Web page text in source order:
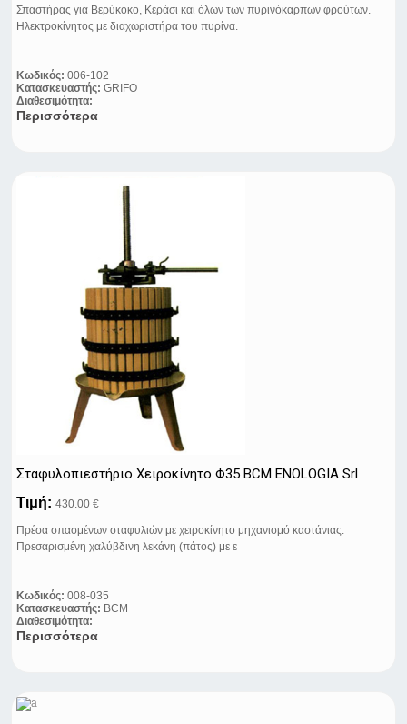
Σπαστήρας για Βερύκοκο, Κεράσι και όλων των πυρινόκαρπων φρούτων.
Ηλεκτροκίνητος με διαχωριστήρα του πυρίνα.
Κωδικός: 006-102
Κατασκευαστής: GRIFO
Διαθεσιμότητα:
Περισσότερα
Σταφυλοπιεστήριo Xειροκίνητo Φ35 BCM ENOLOGIA Srl
Τιμή: 430.00 €
Πρέσα σπασμένων σταφυλιών με χειροκίνητο μηχανισμό καστάνιας.
Πρεσαρισμένη χαλύβδινη λεκάνη (πάτος) με ε
Κωδικός: 008-035
Κατασκευαστής: BCM
Διαθεσιμότητα:
Περισσότερα